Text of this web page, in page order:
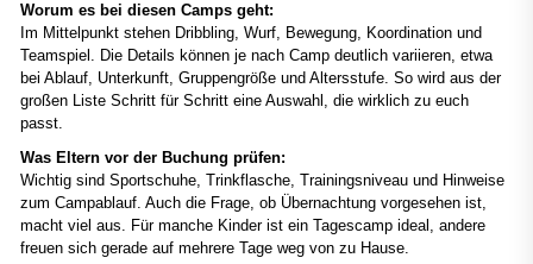
Worum es bei diesen Camps geht:
Im Mittelpunkt stehen Dribbling, Wurf, Bewegung, Koordination und
Teamspiel. Die Details können je nach Camp deutlich variieren, etwa
bei Ablauf, Unterkunft, Gruppengröße und Altersstufe. So wird aus der
großen Liste Schritt für Schritt eine Auswahl, die wirklich zu euch
passt.
Was Eltern vor der Buchung prüfen:
Wichtig sind Sportschuhe, Trinkflasche, Trainingsniveau und Hinweise
zum Campablauf. Auch die Frage, ob Übernachtung vorgesehen ist,
macht viel aus. Für manche Kinder ist ein Tagescamp ideal, andere
freuen sich gerade auf mehrere Tage weg von zu Hause.